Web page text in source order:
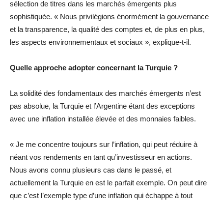
sélection de titres dans les marchés émergents plus
sophistiquée. « Nous privilégions énormément la gouvernance
et la transparence, la qualité des comptes et, de plus en plus,
les aspects environnementaux et sociaux », explique-t-il.
Quelle approche adopter concernant la Turquie ?
La solidité des fondamentaux des marchés émergents n’est
pas absolue, la Turquie et l’Argentine étant des exceptions
avec une inflation installée élevée et des monnaies faibles.
« Je me concentre toujours sur l’inflation, qui peut réduire à
néant vos rendements en tant qu’investisseur en actions.
Nous avons connu plusieurs cas dans le passé, et
actuellement la Turquie en est le parfait exemple. On peut dire
que c’est l’exemple type d’une inflation qui échappe à tout